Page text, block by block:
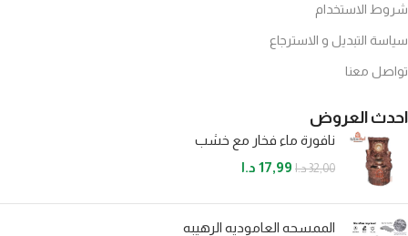
شروط الاستخدام
سياسة التبديل و الاسترجاع
تواصل معنا
احدث العروض
نافورة ماء فخار مع خشب
32,00د.ا 17,99 د.ا
الممسحه العاموديه الرهيبه